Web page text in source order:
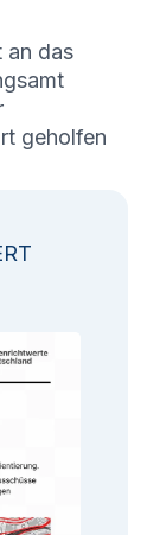
an das
geholfen